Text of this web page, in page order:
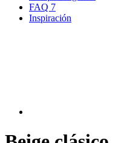
FAQ 7
Inspiración